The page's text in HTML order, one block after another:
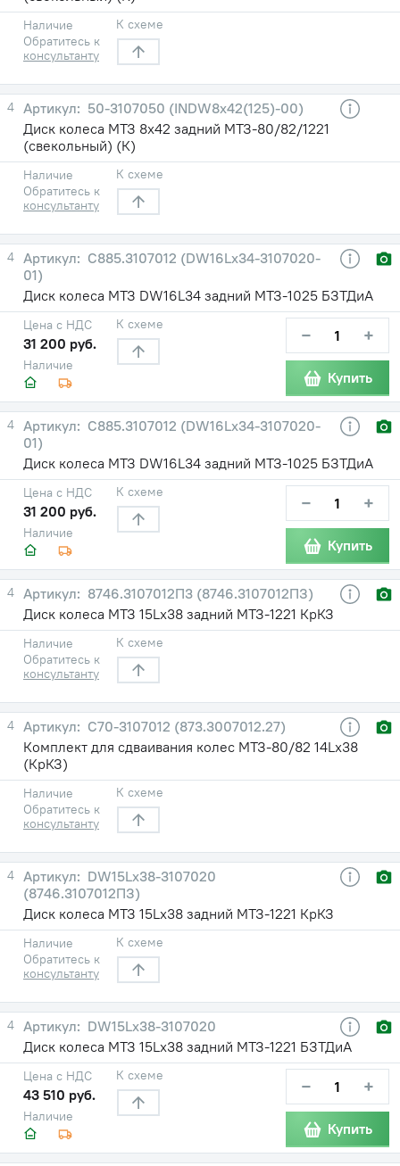
Наличие
Обратитесь к
консультанту
К схеме
4
50-3107050 (INDW8х42(125)-00)
Диск колеса МТЗ 8х42 задний МТЗ-80/82/1221
(свекольный) (К)
Наличие
Обратитесь к
консультанту
К схеме
4
С885.3107012 (DW16Lx34-3107020-
01)
Диск колеса МТЗ DW16L34 задний МТЗ-1025 БЗТДиА
Наличие
Цена с НДС
31 200 руб.
К схеме − +
Купить
4
С885.3107012 (DW16Lx34-3107020-
01)
Диск колеса МТЗ DW16L34 задний МТЗ-1025 БЗТДиА
Наличие
Цена с НДС
31 200 руб.
К схеме − +
Купить
4
8746.3107012П3 (8746.3107012ПЗ)
Диск колеса МТЗ 15Lх38 задний МТЗ-1221 КрКЗ
Наличие
Обратитесь к
консультанту
К схеме
4
С70-3107012 (873.3007012.27)
Комплект для сдваивания колес МТЗ-80/82 14Lх38
(КрКЗ)
Наличие
Обратитесь к
консультанту
К схеме
4
DW15Lx38-3107020
(8746.3107012ПЗ)
Диск колеса МТЗ 15Lх38 задний МТЗ-1221 КрКЗ
Наличие
Обратитесь к
консультанту
К схеме
4
DW15Lx38-3107020
Диск колеса МТЗ 15Lх38 задний МТЗ-1221 БЗТДиА
Наличие
Цена с НДС
43 510 руб.
К схеме − +
Купить